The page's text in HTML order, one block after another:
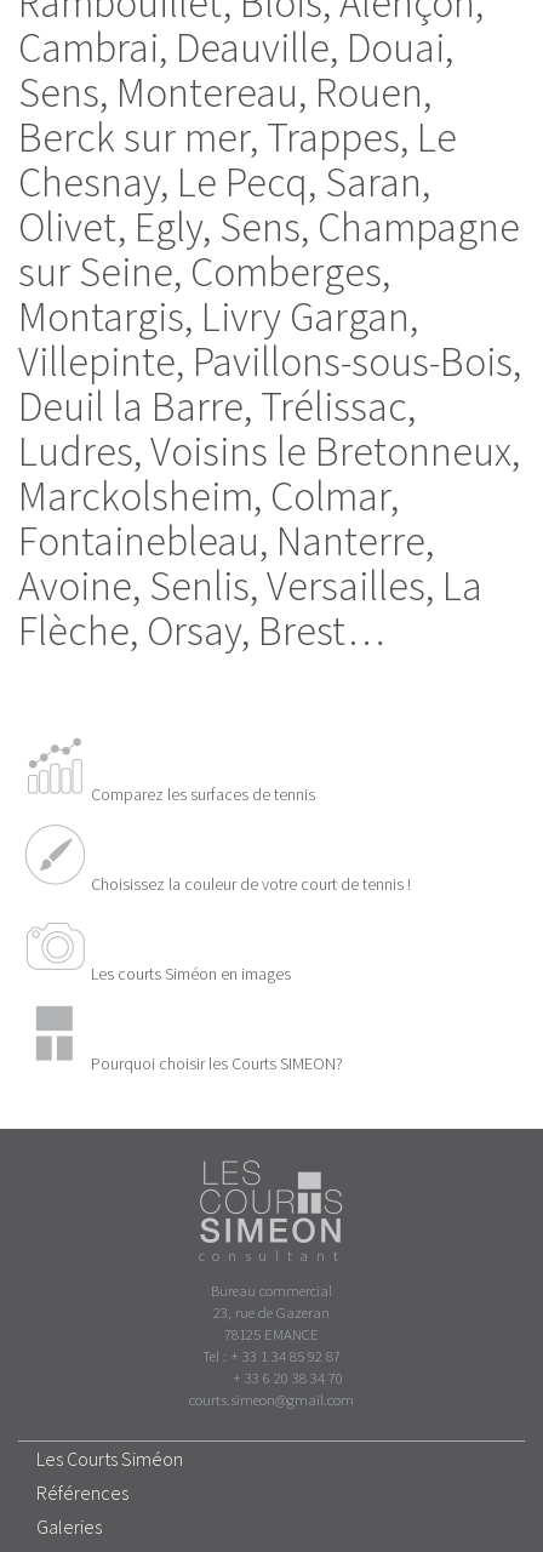
Cambrai, Deauville, Douai,
Sens, Montereau, Rouen,
Berck sur mer, Trappes, Le
Chesnay, Le Pecq, Saran,
Olivet, Egly, Sens, Champagne
sur Seine, Comberges,
Montargis, Livry Gargan,
Villepinte, Pavillons-sous-Bois,
Deuil la Barre, Trélissac,
Ludres, Voisins le Bretonneux,
Marckolsheim, Colmar,
Fontainebleau, Nanterre,
Avoine, Senlis, Versailles, La
Flèche, Orsay, Brest…
Comparez les surfaces de tennis
Choisissez la couleur de votre court de tennis !
Les courts Siméon en images
Pourquoi choisir les Courts SIMEON?
consultant
Bureau commercial
23, rue de Gazeran
78125 EMANCE
Tel : + 33 1 34 85 92 87
+ 33 6 20 38 34 70
courts.simeon@gmail.com
Les Courts Siméon
Références
Galeries